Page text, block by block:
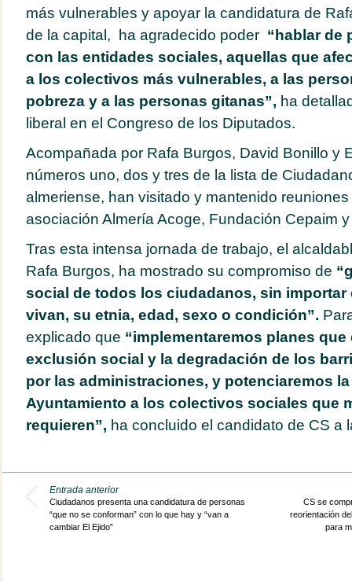
más vulnerables y apoyar la candidatura de
de la capital, ha agradecido poder “hablar de
con las entidades sociales, aquellas que
a los colectivos más vulnerables, a las
pobreza y a las personas gitanas”, ha
liberal en el Congreso de los Diputados.
Acompañada por Rafa Burgos, David Bonillo y
números uno, dos y tres de la lista de
almeriense, han visitado y mantenido
asociación Almería Acoge, Fundación Cepaim
Tras esta intensa jornada de trabajo, el
Rafa Burgos, ha mostrado su compromiso de
social de todos los ciudadanos, sin importar
vivan, su etnia, edad, sexo o condición”.
explicado que “implementaremos planes que
exclusión social y la degradación de los
por las administraciones, y potenciaremos
Ayuntamiento a los colectivos sociales que
requieren”, ha concluido el candidato de CS a
Entrada anterior
Ciudadanos presenta una candidatura de personas
“que no se conforman” con lo que hay y “van a
cambiar El Ejido”
CS se
reorientación
para